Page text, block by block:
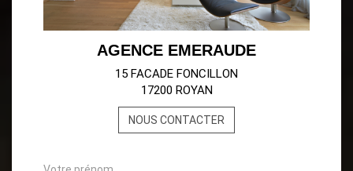
AGENCE EMERAUDE
15 FACADE FONCILLON
17200 ROYAN
NOUS CONTACTER